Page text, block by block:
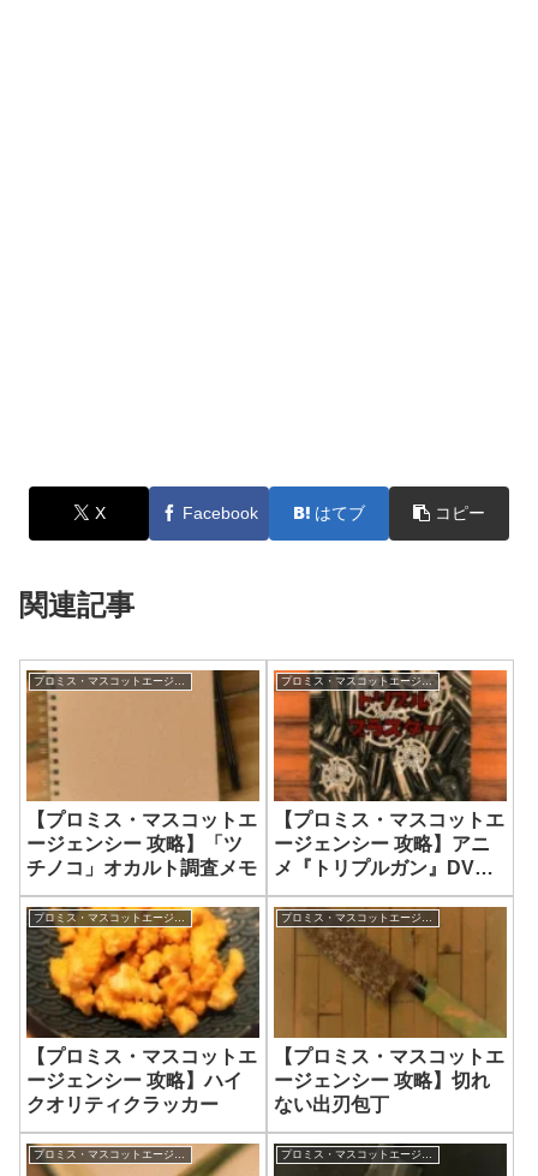
X Facebook はてブ コピー
関連記事
プロミス・マスコットエージェンシー
【プロミス・マスコットエ
ージェンシー 攻略】「ツ
チノコ」オカルト調査メモ
プロミス・マスコットエージェンシー
【プロミス・マスコットエ
ージェンシー 攻略】アニ
メ『トリプルガン』DVD
セット
【プロミス・マスコットエ
ージェンシー 攻略】ハイ
クオリティクラッカー
【プロミス・マスコットエ
ージェンシー 攻略】切れ
ない出刃包丁